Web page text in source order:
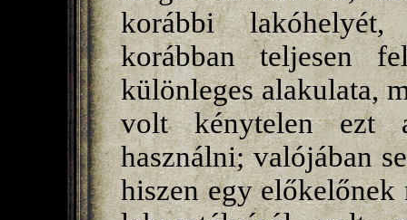
korábbi
korábban teljesen
különleges alakulata,
volt kénytelen ezt
használni; valójában
hiszen egy